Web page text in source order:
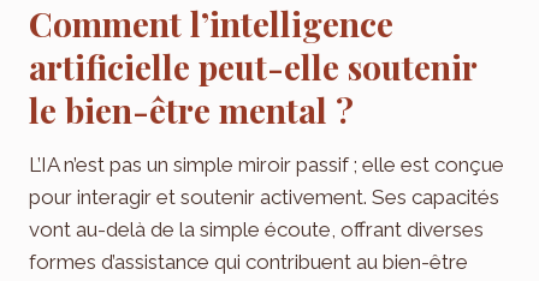
Comment l’intelligence
artificielle peut-elle soutenir
le bien-être mental ?
L’IA n’est pas un simple miroir passif ; elle est conçue
pour interagir et soutenir activement. Ses capacités
vont au-delà de la simple écoute, offrant diverses
formes d’assistance qui contribuent au bien-être